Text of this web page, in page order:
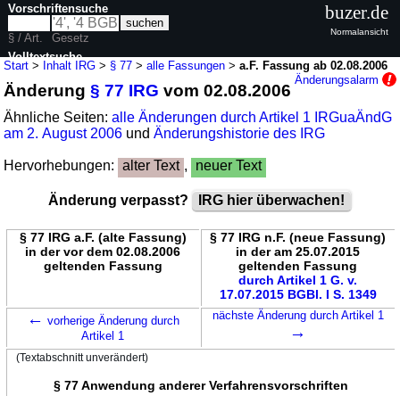
Start > Inhalt IRG > § 77 >alle Fassungen >a.F. Fassung ab 02.08.2006
Änderungsalarm
Änderung§ 77 IRG vom 02.08.2006
Ähnliche Seiten:alle Änderungen durch Artikel 1 IRGuaÄndG
am 2. August 2006 undÄnderungshistorie des IRG
Hervorhebungen: alter Text , neuer Text
Änderung verpasst? IRG hier überwachen!
§ 77 IRG a.F. (alte Fassung)
in der vor dem 02.08.2006
geltenden Fassung
§ 77 IRG n.F. (neue Fassung)
in der am 25.07.2015
geltenden Fassung
durch Artikel 1 G. v.
17.07.2015 BGBl. I S. 1349
← vorherige Änderung durch
Artikel 1
nächste Änderung durch Artikel 1
→
(Textabschnitt unverändert)
§ 77 Anwendung anderer Verfahrensvorschriften
Vorschriftensuche
§ / Art.
Gesetz
Volltextsuche
nur in IRG
buzer.de
Normalansicht